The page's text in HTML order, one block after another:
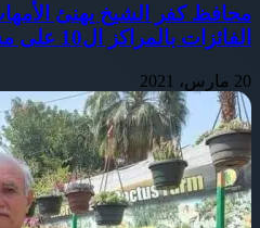
محافظ كفر الشيخ يهنئ
الفائزات بالمراكز ال10 على مستوى الإقليم
20 مارس، 2021